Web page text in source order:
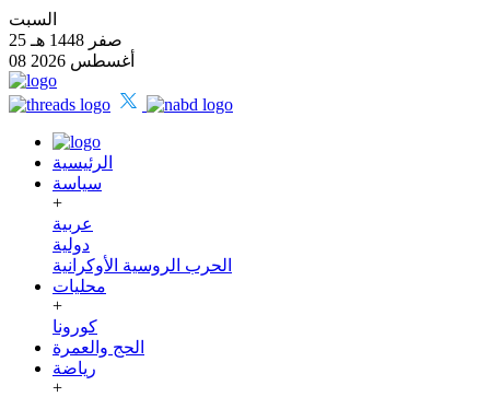
السبت
25 صفر 1448 هـ
08 أغسطس 2026
الرئيسية
سياسة
+
عربية
دولية
الحرب الروسية الأوكرانية
محليات
+
كورونا
الحج والعمرة
رياضة
+